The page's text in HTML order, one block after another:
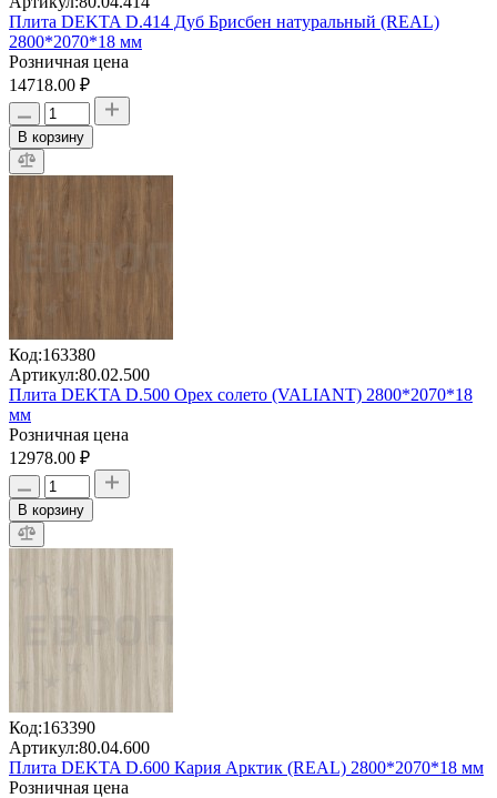
Плита DEKTA D.414 Дуб Брисбен натуральный (REAL)
2800*2070*18 мм
Розничная цена
14718.00 ₽
В корзину
Код:163380
Артикул:80.02.500
Плита DEKTA D.500 Орех солето (VALIANT) 2800*2070*18
мм
Розничная цена
12978.00 ₽
В корзину
Код:163390
Артикул:80.04.600
Плита DEKTA D.600 Кария Арктик (REAL) 2800*2070*18 мм
Розничная цена